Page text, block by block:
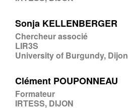
Sonja KELLENBERGER
Chercheur associé
LIR3S
University of Burgundy, Dijon
Clément POUPONNEAU
Formateur
IRTESS, DIJON